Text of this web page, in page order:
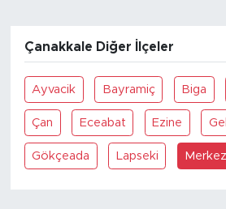
Çanakkale Diğer İlçeler
Ayvacik Bayramiç Biga
Çan Eceabat Ezine
Gökçeada Lapseki Merkez